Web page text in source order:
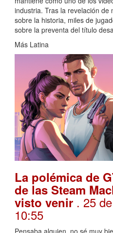
industria. Tras la revelación de
sobre la historia, miles de
sobre la preventa del título
Más Latina
La polémica de
de las Steam
visto venir . 25
10:55
Pensaba alguien, no sé muy